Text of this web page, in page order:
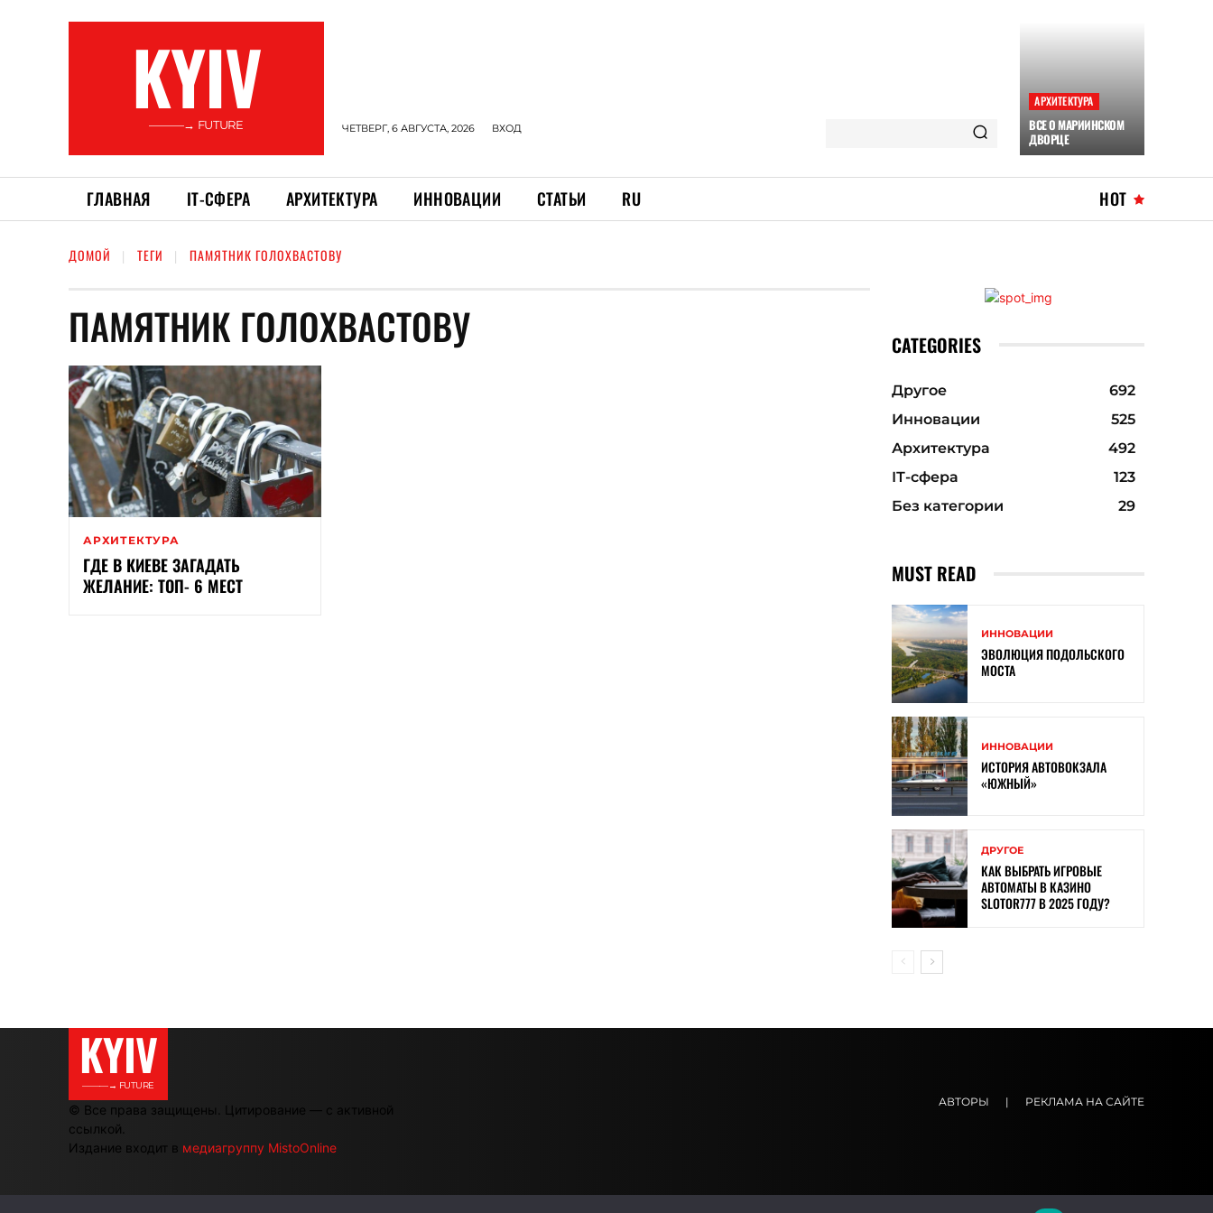
KYIV
———→ FUTURE ЧЕТВЕРГ, 6 АВГУСТА, 2026 ВХОД
АРХИТЕКТУРА
ВСЕ О МАРИИНСКОМ
ДВОРЦЕ
ГЛАВНАЯ ІТ-СФЕРА АРХИТЕКТУРА ИННОВАЦИИ СТАТЬИ RU HOT
ДОМОЙ ТЕГИ ПАМЯТНИК ГОЛОХВАСТОВУ
ПАМЯТНИК ГОЛОХВАСТОВУ
АРХИТЕКТУРА
ГДЕ В КИЕВЕ ЗАГАДАТЬ
ЖЕЛАНИЕ: ТОП- 6 МЕСТ
CATEGORIES
Другое
692
Инновации
525
Архитектура
492
ІТ-сфера
123
Без категории
29
MUST READ
ИННОВАЦИИ
ЭВОЛЮЦИЯ ПОДОЛЬСКОГО
МОСТА
ИННОВАЦИИ
ИСТОРИЯ АВТОВОКЗАЛА
«ЮЖНЫЙ»
ДРУГОЕ
КАК ВЫБРАТЬ ИГРОВЫЕ
АВТОМАТЫ В КАЗИНО
SLOTOR777 В 2025 ГОДУ?
KYIV
———→ FUTURE
© Все права защищены. Цитирование — с активной
ссылкой.
Издание входит в медиагруппу MistoOnline
АВТОРЫ | РЕКЛАМА НА САЙТЕ